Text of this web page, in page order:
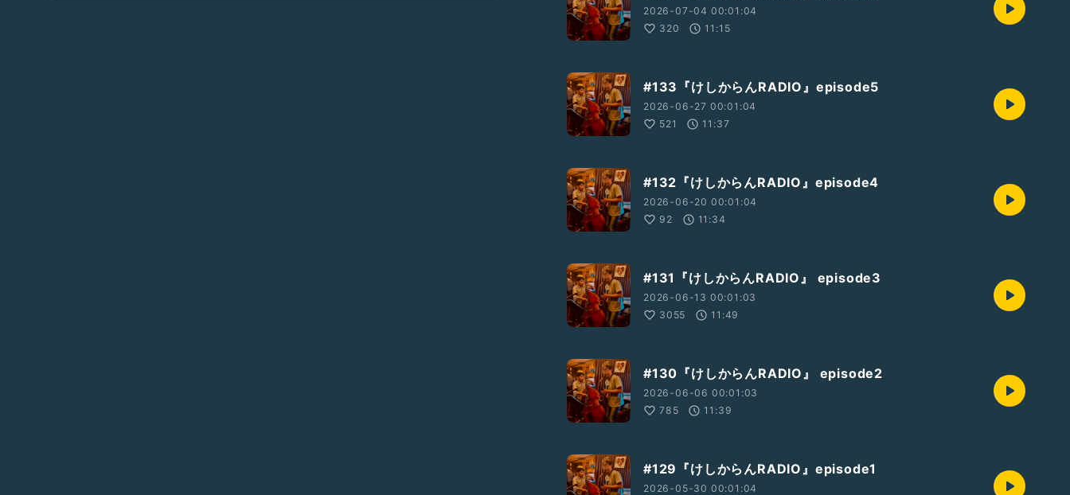
2026-07-04 00:01:04
320
11:15
#133『けしからんRADIO』episode5
2026-06-27 00:01:04
521
11:37
#132『けしからんRADIO』episode4
2026-06-20 00:01:04
92
11:34
#131『けしからんRADIO』 episode3
2026-06-13 00:01:03
3055
11:49
#130『けしからんRADIO』 episode2
2026-06-06 00:01:03
785
11:39
#129『けしからんRADIO』episode1
2026-05-30 00:01:04